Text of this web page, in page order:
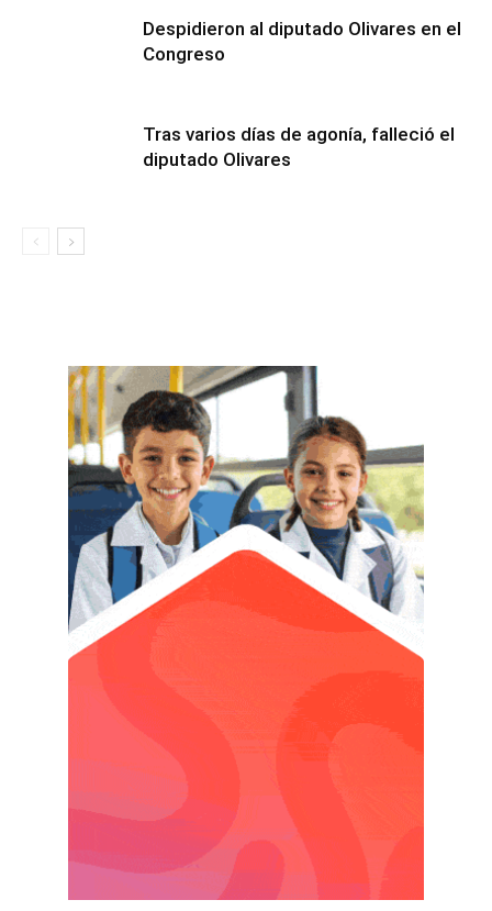
Despidieron al diputado Olivares en el
Congreso
Tras varios días de agonía, falleció el
diputado Olivares